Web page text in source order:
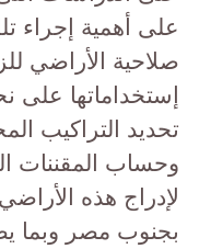
على أهمية إجراء
صلاحية الأراضي
إستخداماتها على
تحديد التراكيب
وحساب المقننات
لإدراج هذه
بجنوب مصر وبما